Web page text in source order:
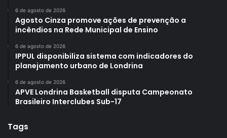
Oficina Duplas no Hospital — Branco & Augusto em cena
Com Mariana Ferrari
Horário: 14h às 18h
Texto: Assessoria de Imprensa / DOC Comunicação
Gostei
6 de agosto de 2026
Agosto Cinza promove ações de prevenção a
incêndios na Rede Municipal de Ensino
6 de agosto de 2026
IPPUL disponibiliza sistema com indicadores do
planejamento urbano de Londrina
6 de agosto de 2026
APVE Londrina Basketball disputa Campeonato
Brasileiro Interclubes Sub-17
Tags